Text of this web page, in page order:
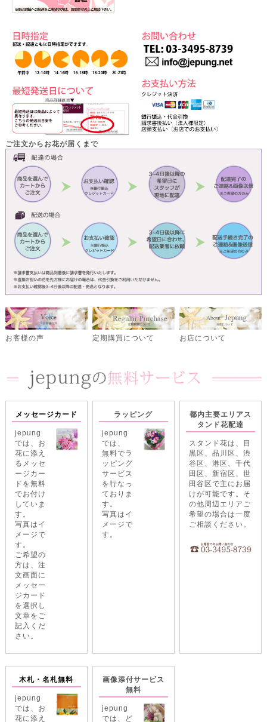
ご注文からお花が届くまで
お客様の声 定期購買について お店について
メッセージカード
jepung
では、お
花に添え
るメッセ
ージカー
ドを無料
でお付け
していま
す。
写真はイ
メージで
す。
ご希望の
方は、注
文画面に
メッセー
ジカード
を選択し
文章をご
記入くだ
さい。
ラッピング
jepung
では、
無料でラ
ッピング
サービス
を行なっ
ておりま
す。
写真はイ
メージで
す。
都内主要エリアス
タンド花配達
スタンド花は、目
黒区、品川区、渋
谷区、港区、千代
田区、新宿区、世
田谷区で主にお届
けが可能です。そ
の他周辺エリアご
希望の場合は一度
ご相談ください。
木札・名札無料
jepung
では、お
花に添え
画像添付サービス
無料
jepung
では、ど